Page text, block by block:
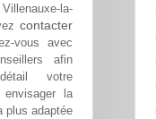
la-
contacter
vous avec
afin
votre
envisager la
plus adaptée